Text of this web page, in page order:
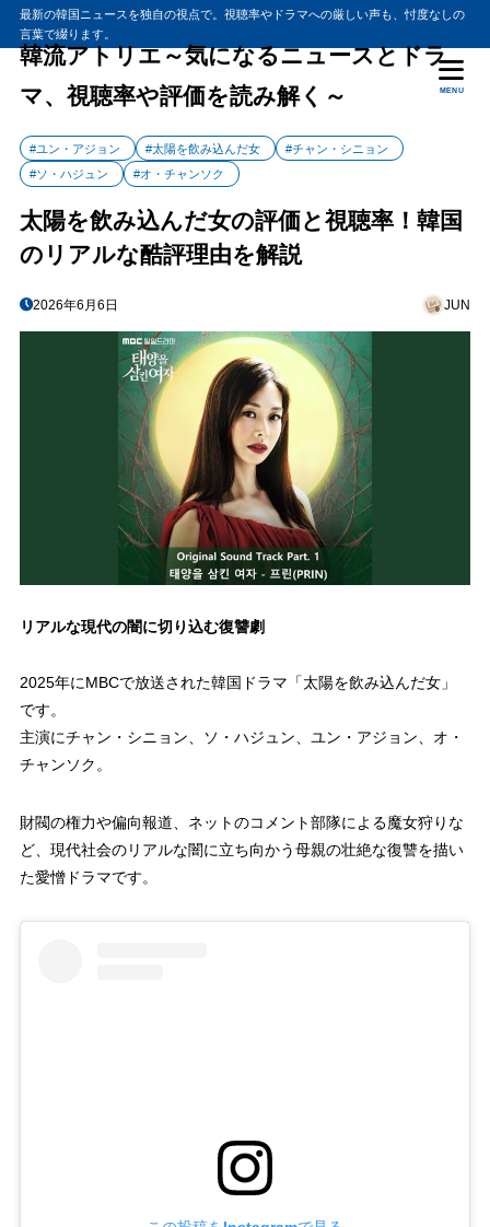
最新の韓国ニュースを独自の視点で。視聴率やドラマへの厳しい声も、忖度なしの
言葉で綴ります。
韓流アトリエ～気になるニュースとドラ
マ、視聴率や評価を読み解く～
MENU
#ユン・アジョン #太陽を飲み込んだ女
#チャン・シニョン
#ソ・ハジュン
#オ・チャンソク
太陽を飲み込んだ女の評価と視聴率！韓国
のリアルな酷評理由を解説
2026年6月6日 JUN
リアルな現代の闇に切り込む復讐劇
2025年にMBCで放送された韓国ドラマ「太陽を飲み込んだ女」
です。
主演にチャン・シニョン、ソ・ハジュン、ユン・アジョン、オ・
チャンソク。
財閥の権力や偏向報道、ネットのコメント部隊による魔女狩りな
ど、現代社会のリアルな闇に立ち向かう母親の壮絶な復讐を描い
た愛憎ドラマです。